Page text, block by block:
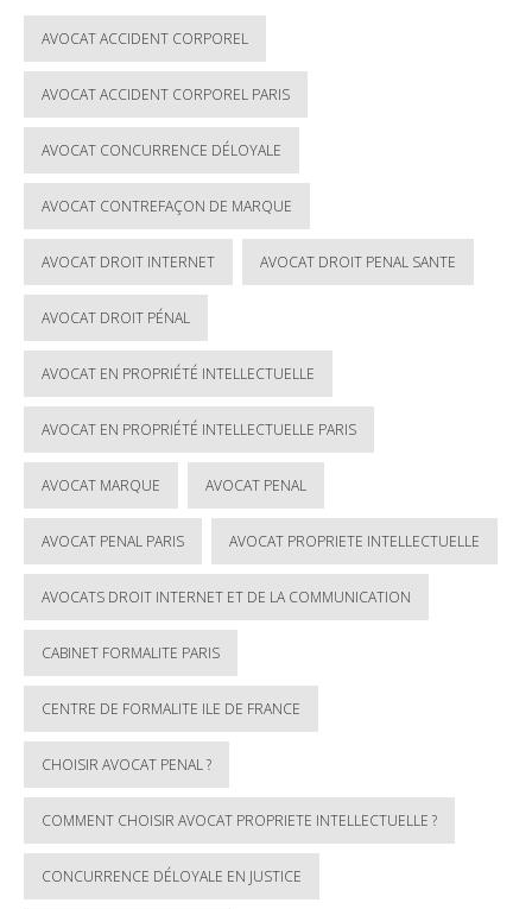
AVOCAT ACCIDENT CORPOREL
AVOCAT ACCIDENT CORPOREL PARIS
AVOCAT CONCURRENCE DÉLOYALE
AVOCAT CONTREFAÇON DE MARQUE
AVOCAT DROIT INTERNET AVOCAT DROIT PENAL SANTE
AVOCAT DROIT PÉNAL
AVOCAT EN PROPRIÉTÉ INTELLECTUELLE
AVOCAT EN PROPRIÉTÉ INTELLECTUELLE PARIS
AVOCAT MARQUE AVOCAT PENAL
AVOCAT PENAL PARIS AVOCAT PROPRIETE INTELLECTUELLE
AVOCATS DROIT INTERNET ET DE LA COMMUNICATION
CABINET FORMALITE PARIS
CENTRE DE FORMALITE ILE DE FRANCE
CHOISIR AVOCAT PENAL ?
COMMENT CHOISIR AVOCAT PROPRIETE INTELLECTUELLE ?
CONCURRENCE DÉLOYALE EN JUSTICE